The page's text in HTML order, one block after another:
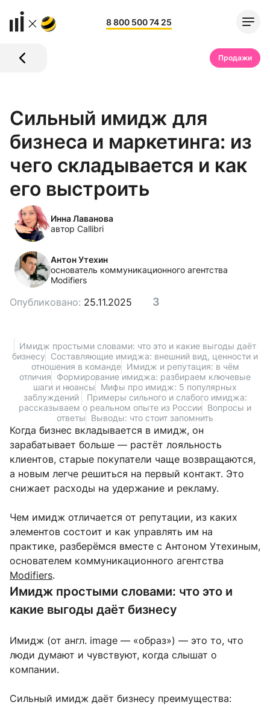
8 800 500 74 25
Продажи
Сильный имидж для
бизнеса и маркетинга: из
чего складывается и как
его выстроить
Инна Лаванова
автор Callibri
Антон Утехин
основатель коммуникационного агентства
Modifiers
Опубликовано: 25.11.2025 3
Имидж простыми словами: что это и какие выгоды даёт
бизнесу
Составляющие имиджа: внешний вид, ценности и
отношения в команде
Имидж и репутация: в чём
отличия
Формирование имиджа: разбираем ключевые
шаги и нюансы
Мифы про имидж: 5 популярных
заблуждений
Примеры сильного и слабого имиджа:
рассказываем о реальном опыте из России Вопросы и
ответы
Выводы: что стоит запомнить
Когда бизнес вкладывается в имидж, он
зарабатывает больше — растёт лояльность
клиентов, старые покупатели чаще возвращаются,
а новым легче решиться на первый контакт. Это
снижает расходы на удержание и рекламу.
Чем имидж отличается от репутации, из каких
элементов состоит и как управлять им на
практике, разберёмся вместе с Антоном Утехиным,
основателем коммуникационного агентства
Modifiers.
Имидж простыми словами: что это и
какие выгоды даёт бизнесу
Имидж (от англ. image — «образ») — это то, что
люди думают и чувствуют, когда слышат о
компании.
Сильный имидж даёт бизнесу преимущества: